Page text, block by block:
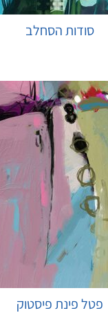
סודות הסחלב
פטל פינת פיסטוק